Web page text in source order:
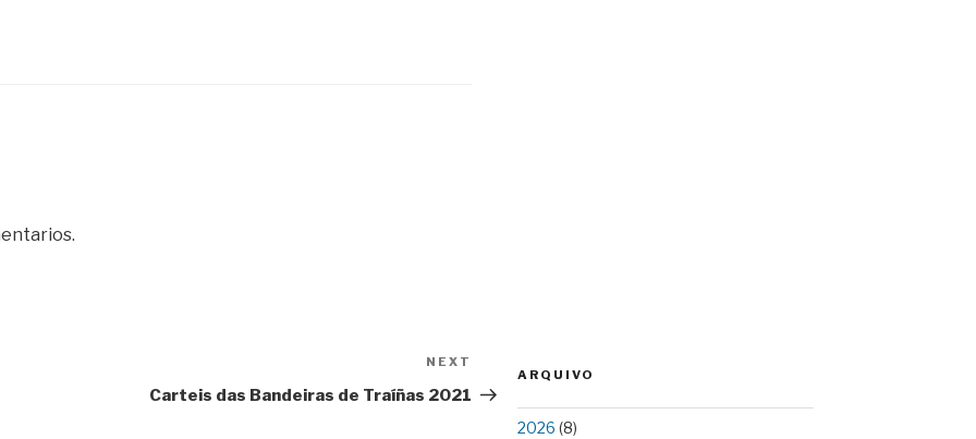
Post
NEXT
Carteis das Bandeiras de Traíñas 2021
ARQUIVO
2026 (8)